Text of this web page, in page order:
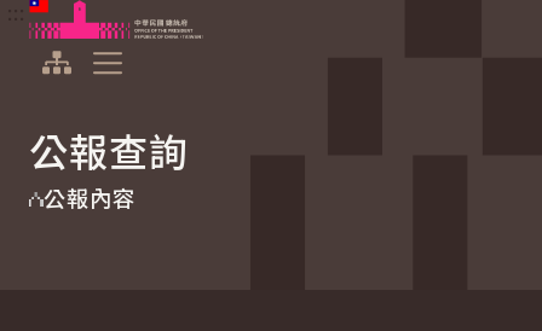
跳到主要內容
中華民國總統府
公報查詢
公報內容